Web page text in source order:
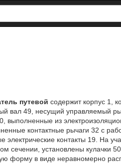
путевой содержит корпус 1,
вал 49, несущий управляемый
выполненные из
контактные рычаги 32 с
электрические контакты 19. На
сечении, установлены кулачки
форму в виде неравномерно